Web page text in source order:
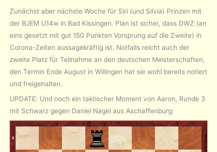
Zunächst aber nächste Woche für Siri (und Silvia) Prinzen mit
der BJEM U14w in Bad Kissingen. Plan ist sicher, dass DWZ (an
eins gesetzt mit gut 150 Punkten Vorsprung auf die Zweite) in
Corona-Zeiten aussagekräftig ist. Notfalls reicht auch der
zweite Platz für Teilnahme an den deutschen Meisterschaften,
den Termin Ende August in Willingen hat sie wohl bereits notiert
und freigehalten.
UPDATE: Und noch ein taktischer Moment von Aaron, Runde 3
mit Schwarz gegen Daniel Nagel aus Aschaffenburg: